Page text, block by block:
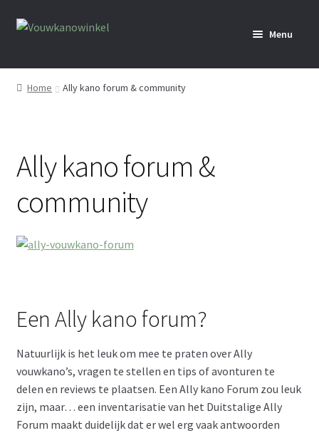
Ga
Ga
Menu
Home
Media
Home Ally kano forum & community
Ally kano forum &
community
Een Ally kano forum?
Natuurlijk is het leuk om mee te praten over Ally
vouwkano’s, vragen te stellen en tips of avonturen te
delen en reviews te plaatsen. Een Ally kano Forum zou leuk
zijn, maar… een inventarisatie van het Duitstalige Ally
Forum maakt duidelijk dat er wel erg vaak antwoorden